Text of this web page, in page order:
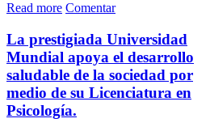
Read more Comentar
La prestigiada Universidad
Mundial apoya el desarrollo
saludable de la sociedad por
medio de su Licenciatura en
Psicología.